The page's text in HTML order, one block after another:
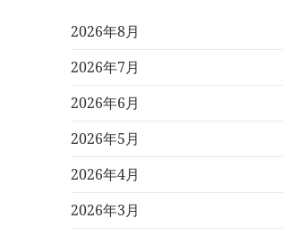
2026年8月
2026年7月
2026年6月
2026年5月
2026年4月
2026年3月